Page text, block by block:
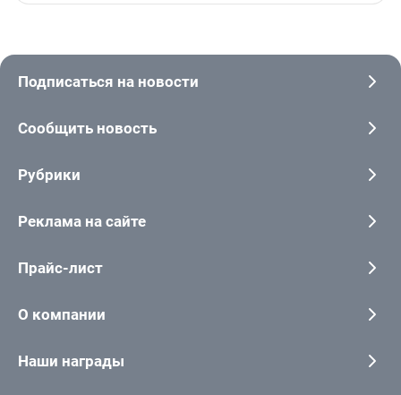
Подписаться на новости
Сообщить новость
Рубрики
Реклама на сайте
Прайс-лист
О компании
Наши награды